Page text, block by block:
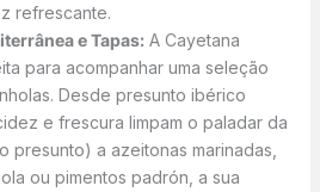
refrescante.
e Tapas:A Cayetana
para acompanhar uma seleção
Desde presunto ibérico
e frescura limpam o paladar da
presunto) a azeitonas marinadas,
ou pimentos padrón, a sua